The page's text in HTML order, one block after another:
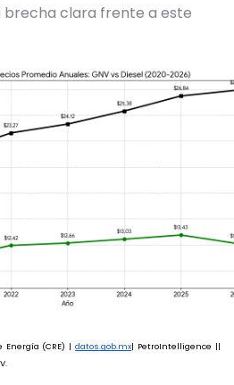
brecha clara frente a este
Energía (CRE) | datos.gob.mx| PetroIntelligence ||